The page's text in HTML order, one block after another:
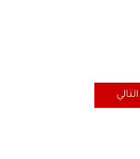
المقال التالي: بيتر لينيبو
التالي